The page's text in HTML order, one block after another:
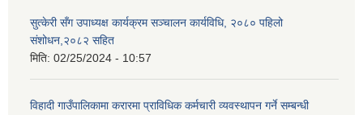
सुत्केरी सँग उपाध्यक्ष कार्यक्रम सञ्चालन कार्यविधि, २०८० पहिलो
संशोधन,२०८२ सहित
मिति: 02/25/2024 - 10:57
विहादी गाउँपालिकामा करारमा प्राविधिक कर्मचारी व्यवस्थापन गर्ने सम्बन्धी